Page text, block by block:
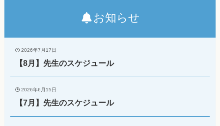
お知らせ
2026年7月17日
【8月】先生のスケジュール
2026年6月15日
【7月】先生のスケジュール